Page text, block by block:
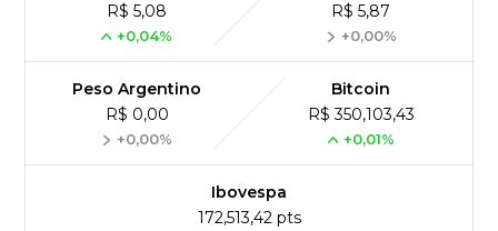
R$ 5,08
+0,04%
R$ 5,87
+0,00%
Peso Argentino
R$ 0,00
+0,00%
Bitcoin
R$ 350,103,43
+0,01%
Ibovespa
172,513,42 pts